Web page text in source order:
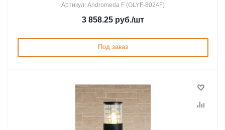
Артикул: Andromeda F (GLYF-8024F)
3 858.25 руб./шт
Под заказ